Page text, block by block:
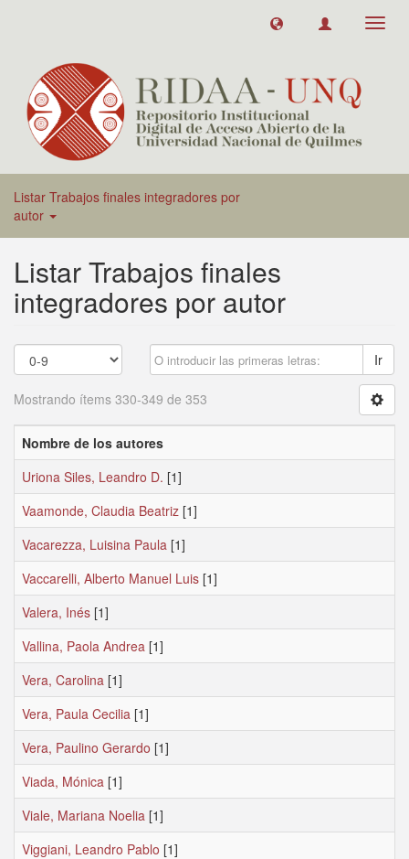
Listar Trabajos finales integradores por
autor
Listar Trabajos finales
integradores por autor
Ir
Mostrando ítems 330-349 de 353
Nombre de los autores
Uriona Siles, Leandro D. [1]
Vaamonde, Claudia Beatriz [1]
Vacarezza, Luisina Paula [1]
Vaccarelli, Alberto Manuel Luis [1]
Valera, Inés [1]
Vallina, Paola Andrea [1]
Vera, Carolina [1]
Vera, Paula Cecilia [1]
Vera, Paulino Gerardo [1]
Viada, Mónica [1]
Viale, Mariana Noelia [1]
Viggiani, Leandro Pablo [1]